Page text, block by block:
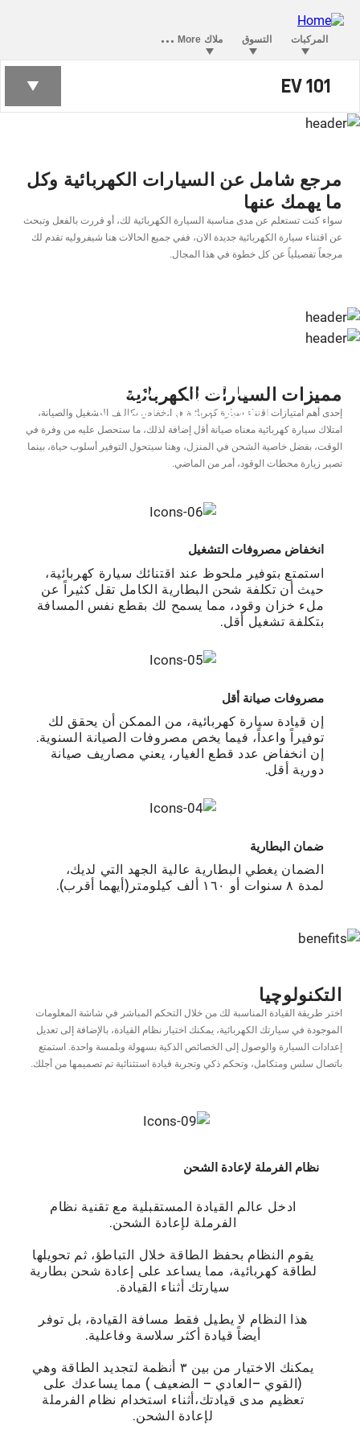
EV 101
كل ما تريد معرفتة عن عالم السيارات
الكهربائية
مرجع شامل عن السيارات الكهربائية وكل
ما يهمك عنها
ﺳﻮاء ﻛﻨﺖ ﺗﺴﺘﻌﻠﻢ ﻋﻦ ﻣﺪى ﻣﻨﺎﺳﺒﺔ اﻟﺴﻴﺎرة الكهربائية ﻟﻚ، أو ﻗﺮرت ﺑﺎﻟﻔﻌﻞ وﺗﺒﺤﺚ
ﻋﻦ اﻗﺘﻨﺎء ﺳﻴﺎرة الكهربائية ﺟﺪﻳﺪة الان، ﻓﻔﻲ ﺟﻤﻴﻊ اﻟﺤﺎﻻت ﻫﻨﺎ ﺷﻴﻔﺮوﻟﻴﻪ ﺗﻘﺪم ﻟﻚ
ﻣﺮﺟﻌﺎً ﺗﻔﺼﻴﻠﻴﺎً ﻋﻦ ﻛﻞ ﺧﻄﻮة ﻓﻲ ﻫﺬا اﻟﻤﺠﺎل.
اﻟﺸﺤﻦ اﻟﻤﻨﺰﻟﻲ
اﻛﺘﺸﻒ
اﻟﺸﺤﻦ ﻋﻠﻰ اﻟﻄﺮﻳﻖ
اﻛﺘﺸﻒ
ﻣﻤﻴﺰات اﻟﺴﻴﺎرات اﻟﻜﻬﺮﺑﺎﺋﻴﺔ
إﺣﺪى أﻫﻢ اﻣﺘﻴﺎزات اﻗﺘﻨﺎء ﺳﻴﺎرة ﻛﻬﺮﺑﺎﺋﻴﺔ ﻫﻮ اﻧﺨﻔﺎض ﺗﻜﺎﻟﻴﻒ اﻟﺘﺸﻐﻴﻞ واﻟﺼﻴﺎﻧﺔ،
اﻣﺘﻼك ﺳﻴﺎرة ﻛﻬﺮﺑﺎﺋﻴﺔ معناه صيانة أﻗﻞ إﺿﺎﻓﺔ ﻟﺬﻟﻚ، ﻣﺎ ﺳﺘﺤﺼﻞ ﻋﻠﻴﻪ ﻣﻦ وﻓﺮة ﻓﻲ
اﻟﻮﻗﺖ، ﺑﻔﻀﻞ ﺧﺎﺻﻴﺔ اﻟﺸﺤﻦ ﻓﻲ اﻟﻤﻨﺰل، وﻫﻨﺎ ﺳﻴﺘﺤﻮل اﻟﺘﻮﻓﻴﺮ أﺳﻠﻮب ﺣﻴﺎة، ﺑﻴﻨﻤﺎ
ﺗﺼﻴﺮ زﻳﺎرة ﻣﺤﻄﺎت اﻟﻮﻗﻮد، أﻣﺮ ﻣﻦ اﻟﻤﺎﺿﻲ.
اﻧﺨﻔﺎض ﻣﺼﺮوﻓﺎت اﻟﺘﺸﻐﻴﻞ
اﺳﺘﻤﺘﻊ ﺑﺘﻮﻓﻴﺮ ﻣﻠﺤﻮظ ﻋﻨﺪ اﻗﺘﻨﺎﺋﻚ ﺳﻴﺎرة ﻛﻬﺮﺑﺎﺋﻴﺔ،
ﺣﻴﺚ أن ﺗﻜﻠﻔﺔ ﺷﺤﻦ اﻟﺒﻄﺎرﻳﺔ اﻟﻜﺎﻣﻞ ﺗﻘﻞ ﻛﺜﻴﺮاً ﻋﻦ
ﻣﻞء خزان وﻗﻮد، ﻣﻤﺎ ﻳﺴﻤﺢ ﻟﻚ ﺑﻘﻄﻊ ﻧﻔﺲ اﻟﻤﺴﺎﻓﺔ
ﺑﺘﻜﻠﻔﺔ ﺗﺸﻐﻴﻞ أﻗﻞ.
ﻣﺼﺮوﻓﺎت ﺻﻴﺎﻧﺔ أﻗﻞ
إن ﻗﻴﺎدة ﺳﻴﺎرة ﻛﻬﺮﺑﺎﺋﻴﺔ، ﻣﻦ اﻟﻤﻤﻜﻦ أن ﻳﺤﻘﻖ ﻟﻚ
ﺗﻮﻓﻴﺮاً واﻋﺪاً، ﻓﻴﻤﺎ ﻳﺨﺺ ﻣﺼﺮوﻓﺎت اﻟﺼﻴﺎﻧﺔ اﻟﺴﻨﻮﻳﺔ.
إن اﻧﺨﻔﺎض ﻋﺪد ﻗﻄﻊ اﻟﻐﻴﺎر، ﻳﻌﻨﻲ ﻣﺼﺎرﻳﻒ ﺻﻴﺎﻧﺔ
دورﻳﺔ أﻗﻞ.
ﺿﻤﺎن اﻟﺒﻄﺎرﻳﺔ
اﻟﻀﻤﺎن ﻳﻐﻄﻲ اﻟﺒﻄﺎرﻳﺔ ﻋﺎﻟﻴﺔ اﻟﺠﻬﺪ اﻟﺘﻲ ﻟﺪﻳﻚ،
ﻟﻤﺪة ٨ ﺳﻨﻮات أو ١٦٠ أﻟﻒ ﻛﻴﻠﻮﻣﺘﺮ(أﻳﻬﻤﺎ أﻗﺮب).
اﻟﺘﻜﻨﻮﻟﻮﭼﻴﺎ
اختر طريقة القيادة المناسبة لك من خلال التحكم المباشر في شاشة المعلومات
الموجودة في سيارتك الكهربائية، يمكنك اختيار نظام القيادة، بالإضافة إلى تعديل
إعدادات السيارة والوصول إلى الخصائص الذكية بسهولة وبلمسة واحدة. استمتع
باتصال سلس ومتكامل، وتحكم ذكي وتجربة قيادة استثنائية تم تصميمها من أجلك.
نظام الفرملة لإعادة الشحن
ادﺧﻞ ﻋﺎﻟﻢ اﻟﻘﻴﺎدة اﻟﻤﺴﺘﻘﺒﻠﻴﺔ ﻣﻊ ﺗﻘﻨﻴﺔ نظام
الفرملة لإعادة الشحن.
يقوم النظام ﺑﺤﻔﻆ اﻟﻄﺎﻗﺔ خلال التباطؤ، ﺛﻢ ﺗﺤﻮﻳﻠﻬﺎ
ﻟﻄﺎﻗﺔ ﻛﻬﺮﺑﺎﺋﻴﺔ، ﻣﻤﺎ ﻳﺴﺎﻋﺪ ﻋﻠﻰ إﻋﺎدة ﺷﺤﻦ ﺑﻄﺎرﻳﺔ
ﺳﻴﺎرﺗﻚ أﺛﻨﺎء اﻟﻘﻴﺎدة.
هذا النظام ﻻ يطﻴﻞ ﻓﻘﻂ ﻣﺴﺎﻓﺔ اﻟﻘﻴﺎدة، ﺑﻞ ﺗﻮﻓﺮ
أﻳﻀﺎً ﻗﻴﺎدة أﻛﺜﺮ ﺳﻼﺳﺔ وﻓﺎﻋﻠﻴﺔ.
ﻳﻤﻜﻨﻚ اﻻﺧﺘﻴﺎر ﻣﻦ ﺑﻴﻦ ٣ أﻧﻈﻤﺔ ﻟﺘﺠﺪﻳﺪ اﻟﻄﺎﻗﺔ وﻫﻲ
(اﻟﻘﻮي –اﻟﻌﺎدي – اﻟﻀﻌﻴﻒ ) ﻣﻤﺎ ﻳﺴﺎﻋﺪك ﻋﻠﻰ
ﺗﻌﻈﻴﻢ ﻣﺪى ﻗﻴﺎدﺗﻚ،أﺛﻨﺎء اﺳﺘﺨﺪام نظام الفرملة
لإعادة الشحن.